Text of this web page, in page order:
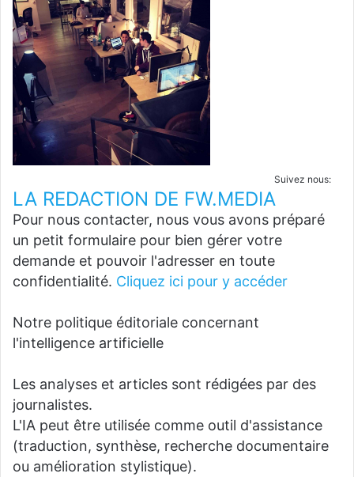
Suivez nous:
LA REDACTION DE FW.MEDIA
Pour nous contacter, nous vous avons préparé
un petit formulaire pour bien gérer votre
demande et pouvoir l'adresser en toute
confidentialité. Cliquez ici pour y accéder
Notre politique éditoriale concernant
l'intelligence artificielle
Les analyses et articles sont rédigées par des
journalistes.
L'IA peut être utilisée comme outil d'assistance
(traduction, synthèse, recherche documentaire
ou amélioration stylistique).